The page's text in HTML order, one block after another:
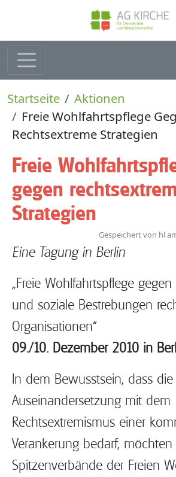
Direkt zum Inhalt
Pfadnavigation
Startseite
Aktionen
Freie Wohlfahrtspflege
Rechtsextreme Strategien
Freie
gegen
Strategien
Gespeichert von hl
Eine Tagung in Berlin
„Freie Wohlfahrtspflege
und soziale Bestrebungen
Organisationen“
09./10. Dezember 2010 in
In dem Bewusstsein, dass die
Auseinandersetzung mit dem
Rechtsextremismus einer
Verankerung bedarf,
Spitzenverbände der Freien